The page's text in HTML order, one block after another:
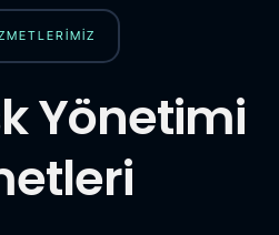
Yönetimi